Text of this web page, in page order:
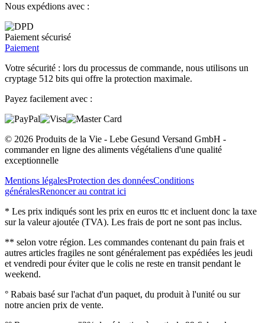
Nous expédions avec :
Paiement sécurisé
Paiement
Votre sécurité : lors du processus de commande, nous utilisons un
cryptage 512 bits qui offre la protection maximale.
Payez facilement avec :
© 2026 Produits de la Vie - Lebe Gesund Versand GmbH -
commander en ligne des aliments végétaliens d'une qualité
exceptionnelle
Mentions légalesProtection des donnéesConditions
généralesRenoncer au contrat ici
* Les prix indiqués sont les prix en euros ttc et incluent donc la taxe
sur la valeur ajoutée (TVA). Les frais de port ne sont pas inclus.
** selon votre région. Les commandes contenant du pain frais et
autres articles fragiles ne sont généralement pas expédiées les jeudi
et vendredi pour éviter que le colis ne reste en transit pendant le
weekend.
° Rabais basé sur l'achat d'un paquet, du produit à l'unité ou sur
notre ancien prix de vente.